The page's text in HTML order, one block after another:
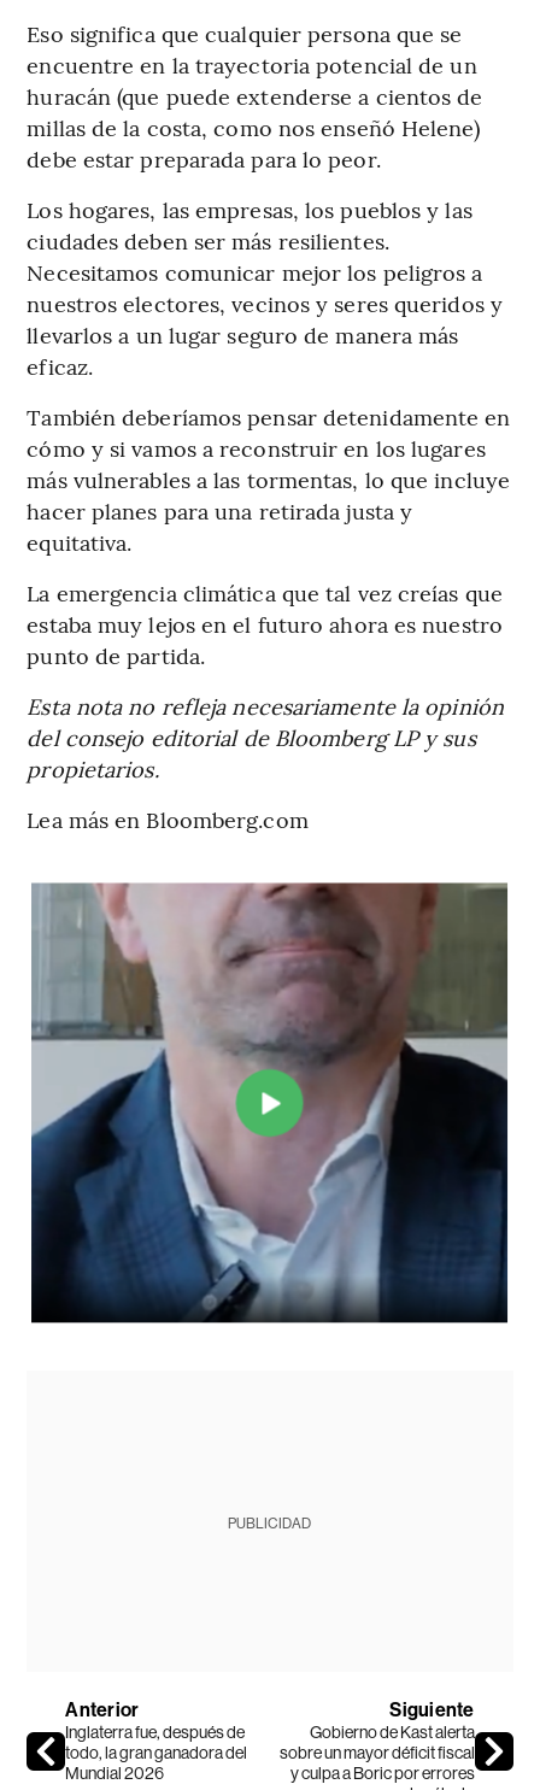
Eso significa que cualquier persona que se
encuentre en la trayectoria potencial de un
huracán (que puede extenderse a cientos de
millas de la costa, como nos enseñó Helene)
debe estar preparada para lo peor.
Los hogares, las empresas, los pueblos y las
ciudades deben ser más resilientes.
Necesitamos comunicar mejor los peligros a
nuestros electores, vecinos y seres queridos y
llevarlos a un lugar seguro de manera más
eficaz.
También deberíamos pensar detenidamente en
cómo y si vamos a reconstruir en los lugares
más vulnerables a las tormentas, lo que incluye
hacer planes para una retirada justa y
equitativa.
La emergencia climática que tal vez creías que
estaba muy lejos en el futuro ahora es nuestro
punto de partida.
Esta nota no refleja necesariamente la opinión
del consejo editorial de Bloomberg LP y sus
propietarios.
Lea más en Bloomberg.com
PUBLICIDAD
Anterior
Inglaterra fue, después de
todo, la gran ganadora del
Mundial 2026
Siguiente
Gobierno de Kast alerta
sobre un mayor déficit fiscal
y culpa a Boric por errores